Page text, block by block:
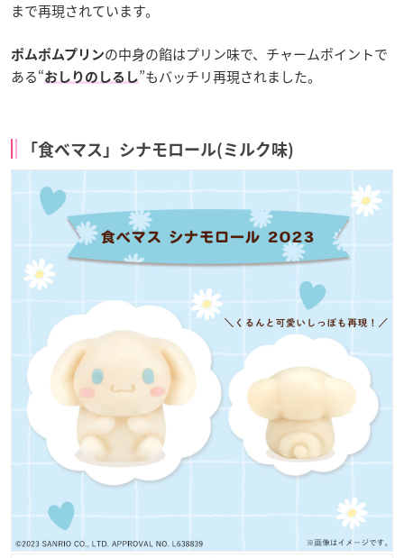
まで再現されています。
ポムポムプリンの中身の餡はプリン味で、チャームポイントで
ある“おしりのしるし”もバッチリ再現されました。
「食べマス」シナモロール(ミルク味)